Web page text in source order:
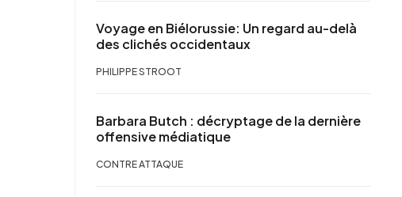
Voyage en Biélorussie: Un regard au-delà
des clichés occidentaux
PHILIPPE STROOT
Barbara Butch : décryptage de la dernière
offensive médiatique
CONTRE ATTAQUE